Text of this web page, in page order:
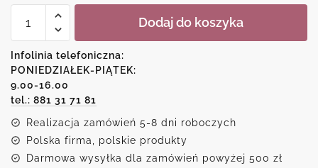
Plakat
abstrakcyjnego
wzoru
Dodaj do koszyka
Infolinia telefoniczna:
PONIEDZIAŁEK-PIĄTEK:
9.00-16.00
tel.: 881 31 71 81
Realizacja zamówień 5-8 dni roboczych
Polska firma, polskie produkty
Darmowa wysyłka dla zamówień powyżej 500 zł